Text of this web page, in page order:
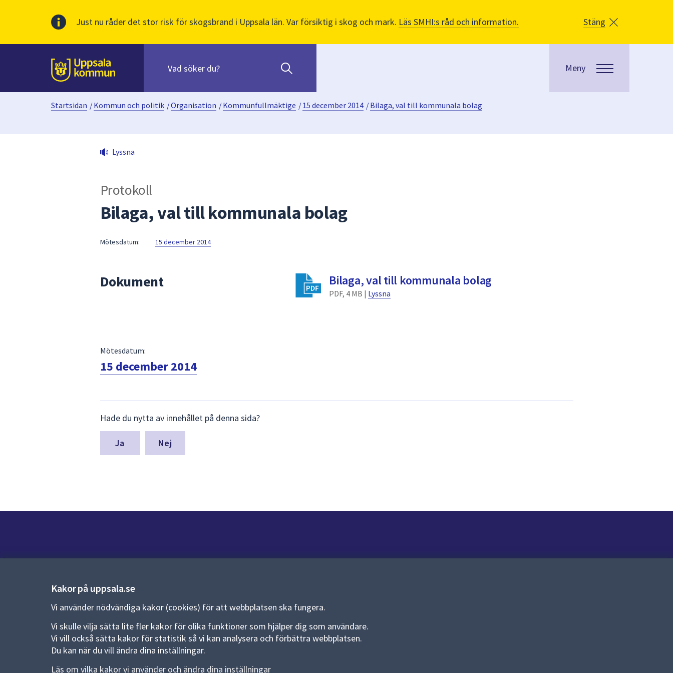
Just nu råder det stor risk för skogsbrand i Uppsala län. Var försiktig i skog och mark. Läs SMHI:s råd och information. Stäng
Till sidans
huvudinnehåll
innehåll
När
sökförslag
presenteras
fältet.
för
att
enter
för
att
något
dem.
Meny
Kakor på uppsala.se
Vi använder nödvändiga kakor (cookies) för att webbplatsen ska fungera.
Vi skulle vilja sätta lite fler kakor för olika funktioner som hjälper dig som användare.
Vi vill också sätta kakor för statistik så vi kan analysera och förbättra webbplatsen.
Du kan när du vill ändra dina inställningar.
Läs om vilka kakor vi använder och ändra dina inställningar
Startsidan /Kommun och politik /Organisation /Kommunfullmäktige /15 december 2014 /Bilaga, val till kommunala bolag
Lyssna
Protokoll
Bilaga, val till kommunala bolag
Mötesdatum: 15 december 2014
Dokument Bilaga, val till kommunala bolag
PDF, 4 MB | Lyssna
Mötesdatum:
15 december 2014
synpunkter
för
denna
Hade du nytta av innehållet på denna sida?
Nej
Kontaktcenter:018-727 00 00
E-post:uppsala.kommun@uppsala.se
Fler kontaktvägar
Pressrum
Allmänna handlingar och diarium
Behandling av personuppgifter
Kakor
Språk (other languages)